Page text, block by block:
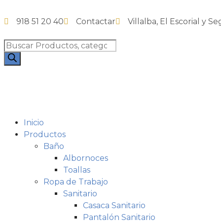
918 51 20 40 Contactar Villalba, El Escorial y
Inicio
Productos
Baño
Albornoces
Toallas
Ropa de Trabajo
Sanitario
Casaca Sanitario
Pantalón Sanitario